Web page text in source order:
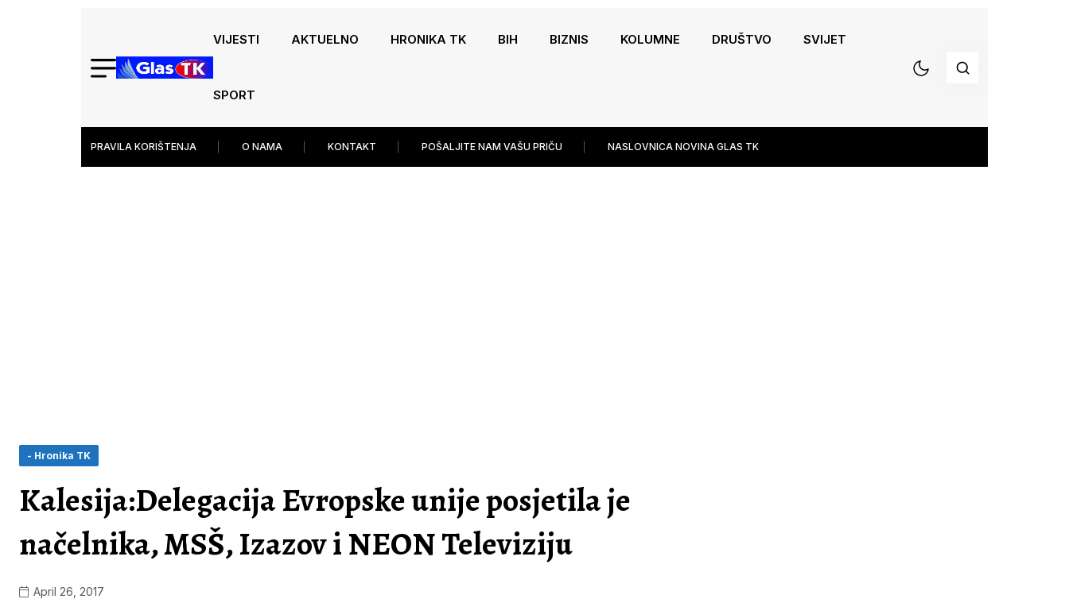
VIJESTI AKTUELNO HRONIKA TK BIH BIZNIS KOLUMNE DRUŠTVO SVIJET
SPORT
PRAVILA KORIŠTENJA O NAMA KONTAKT POŠALJITE NAM VAŠU PRIČU NASLOVNICA NOVINA GLAS TK
- Hronika TK
Kalesija:Delegacija Evropske unije posjetila je
načelnika, MSŠ, Izazov i NEON Televiziju
April 26, 2017